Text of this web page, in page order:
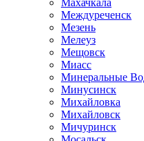
Махачкала
Междуреченск
Мезень
Мелеуз
Мещовск
Миасс
Минеральные
Минусинск
Михайловка
Михайловск
Мичуринск